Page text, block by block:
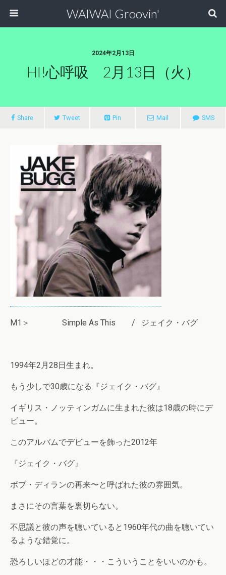
WAIWAI Groovin'
2024年2月13日
HI!心呼吸 2月13日（火）
Share Tweet Pin Mail SMS
M1＞ Simple As This / ジェイク・バグ
1994年2月28日生まれ。
もう少しで30歳になる『ジェイク・バグ』
イギリス・ノッティンガムに生まれた彼は18歳の時にデ
ビュー。
このアルバムでデビューを飾った2012年
『ジェイク・バグ』
ボブ・ディランの再来〜と呼ばれた彼の雰囲気。
まさにその言葉を裏切らない。
不思議と彼の声を聴いていると1960年代の曲を聴いてい
るような錯覚に。
恐ろしいほどの才能・・・こういうことをいいのかも。